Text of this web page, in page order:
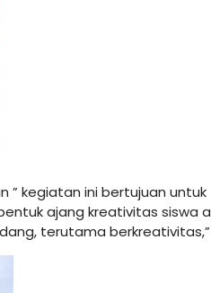
” kegiatan ini bertujuan untuk
ajang kreativitas siswa
terutama berkreativitas,”